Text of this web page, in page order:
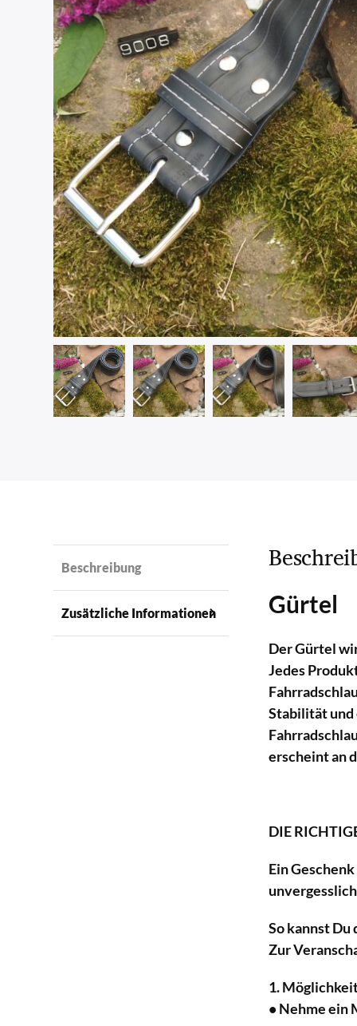
Beschreibung
Zusätzliche Informationen Gürtel
Der Gürtel
Jedes
Stabilität und
erscheint an
DIE
Ein
So kannst Du
Zur
1.
• Nehme ein